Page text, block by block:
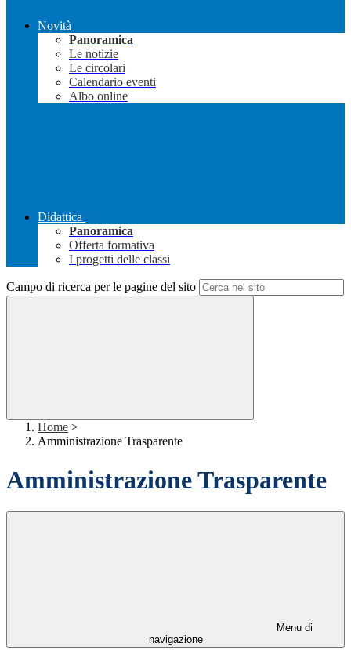
Novità
Panoramica
Le notizie
Le circolari
Calendario eventi
Albo online
Didattica
Panoramica
Offerta formativa
I progetti delle classi
Campo di ricerca per le pagine del sito
Home >
Amministrazione Trasparente
Amministrazione Trasparente
Menu di
navigazione